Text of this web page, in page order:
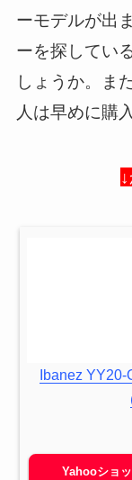
ーモデルが出
ーを探してい
しょうか。ま
人は早めに購
Ibanez
Yahooショ